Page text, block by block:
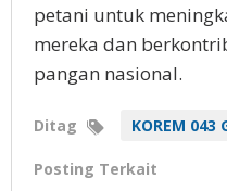
petani untuk
mereka dan
pangan nasional.
Ditag KOREM 043
Posting Terkait